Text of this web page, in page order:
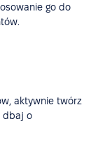
go do
aktywnie twórz
dbaj o